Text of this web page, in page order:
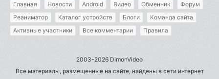
Главная Новости Android Видео Обменник
Форум
Реаниматор
Каталог устройств Блоги
Команда сайта
Активные участники
Все комментарии Правила
2003-2026 DimonVideo
Все материалы, размещенные на сайте, найдены в сети интернет